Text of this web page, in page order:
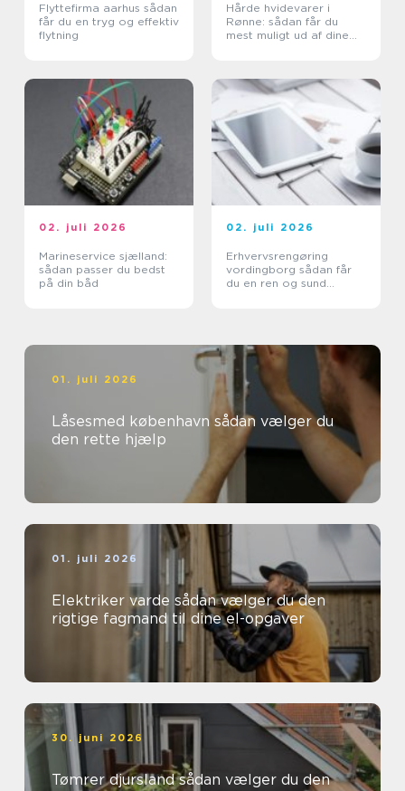
Flyttefirma aarhus sådan
får du en tryg og effektiv
flytning
Hårde hvidevarer i
Rønne: sådan får du
mest muligt ud af dine
02. juli 2026
Marineservice sjælland:
sådan passer du bedst
på din båd
02. juli 2026
Erhvervsrengøring
vordingborg sådan får
du en ren og sund
01. juli 2026
Låsesmed københavn sådan vælger du
den rette hjælp
01. juli 2026
Elektriker varde sådan vælger du den
rigtige fagmand til dine el-opgaver
30. juni 2026
Tømrer djursland sådan vælger du den